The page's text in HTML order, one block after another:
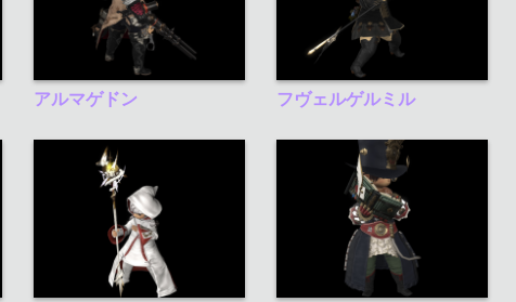
アルマゲドン フヴェルゲルミル